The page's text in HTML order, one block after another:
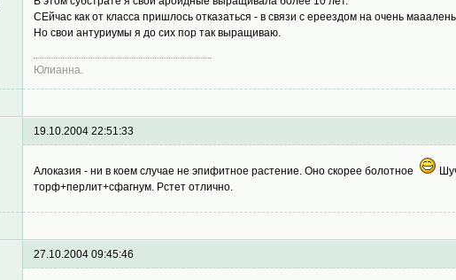
СЕйчас как от класса пришлось отказаться - в связи с ереездом на очень
Но свои антуриумы я до сих пор так выращиваю.
Юлианна.
19.10.2004 22:51:33
Алоказия - ни в коем случае не эпифитное растение. Оно скорее болотное
торф+перлит+сфагнум. Рстет отлично.
27.10.2004 09:45:46